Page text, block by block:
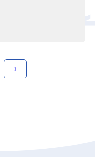
特點也完全保
單位．
›